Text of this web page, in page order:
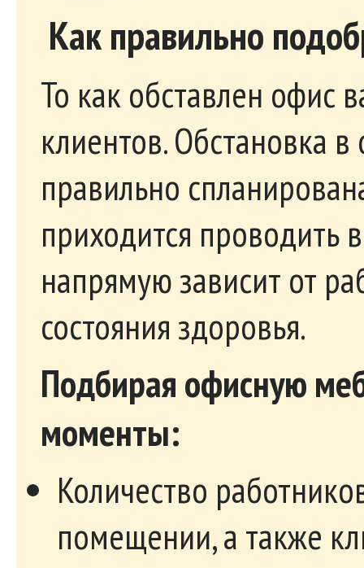
Как правильно
То как обставлен офис
клиентов. Обстановка
правильно
приходится проводить
напрямую зависит от
состояния здоровья.
Подбирая офисную
моменты:
Количество
помещении, а также